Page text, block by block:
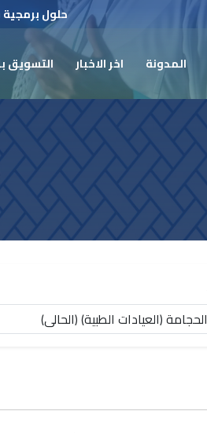
حلول برمجية سعودية 100% مع حلول
المدونة اخر الاخبار التسويق